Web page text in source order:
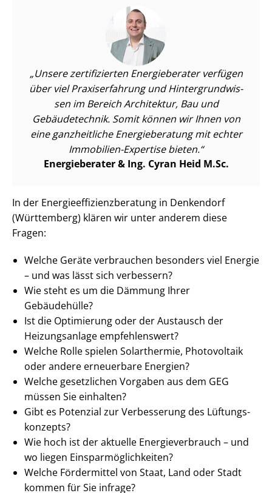
Unsere zertifizierten Energieberater verfügen
über viel Praxiserfahrung und Hin­ter­grund­wis­
sen im Bereich Architektur, Bau und
Gebäudetechnik. Somit können wir Ihnen von
eine ganzheitliche Energieberatung mit echter
Immobilien-Expertise bieten.
Energieberater & Ing. Cyran Heid M.Sc.
In der En­er­gie­ef­fi­zi­enz­be­ra­tung in Denkendorf
(Württemberg) klären wir unter anderem diese
Fragen:
Welche Geräte verbrauchen besonders viel Energie
– und was lässt sich verbessern?
Wie steht es um die Dämmung Ihrer
Gebäudehülle?
Ist die Optimierung oder der Austausch der
Heizungsanlage empfehlenswert?
Welche Rolle spielen Solarthermie, Photovoltaik
oder andere erneuerbare Energien?
Welche gesetzlichen Vorgaben aus dem GEG
müssen Sie einhalten?
Gibt es Potenzial zur Verbesserung des Lüf­tungs­
kon­zepts?
Wie hoch ist der aktuelle En­er­gie­ver­brauch – und
wo liegen Ein­spar­mög­lich­kei­ten?
Welche Fördermittel von Staat, Land oder Stadt
kommen für Sie infrage?